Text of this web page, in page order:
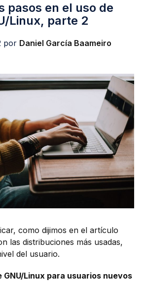
pasos en el uso de
Linux, parte 2
por Daniel García Baameiro
como dijimos en el artículo
las distribuciones más usadas,
del usuario.
Linux para usuarios nuevos